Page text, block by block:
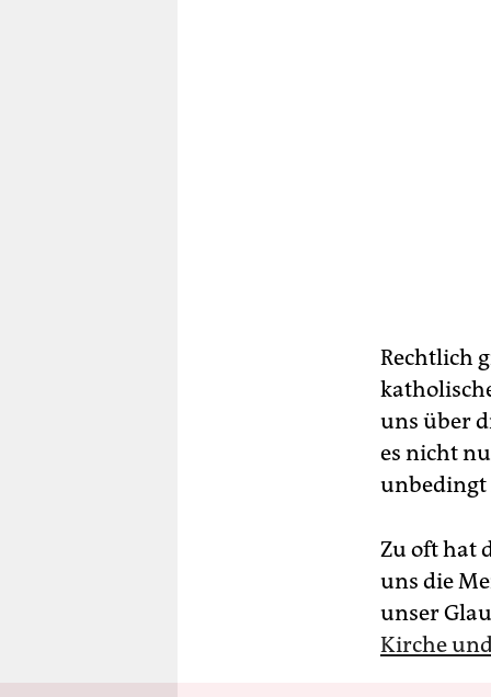
Rechtlich
uns über
es nicht
unbedingt
Zu oft hat
uns die
unser
Kirche